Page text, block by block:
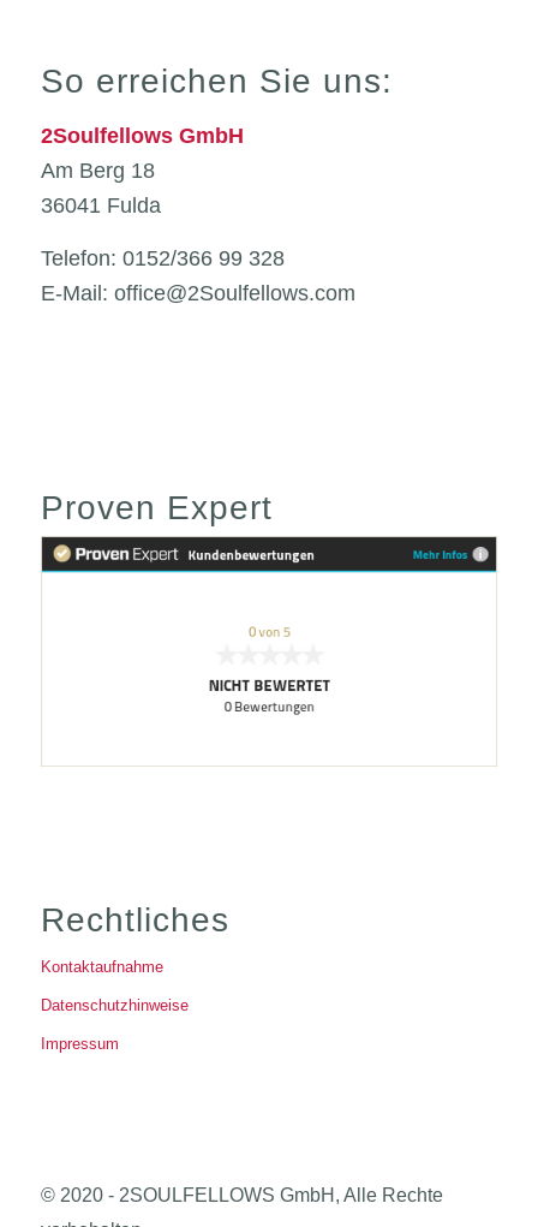
So erreichen Sie uns:
2Soulfellows GmbH
Am Berg 18
36041 Fulda
Telefon: 0152/366 99 328
E-Mail: office@2Soulfellows.com
Proven Expert
Rechtliches
Kontaktaufnahme
Datenschutzhinweise
Impressum
© 2020 - 2SOULFELLOWS GmbH, Alle Rechte